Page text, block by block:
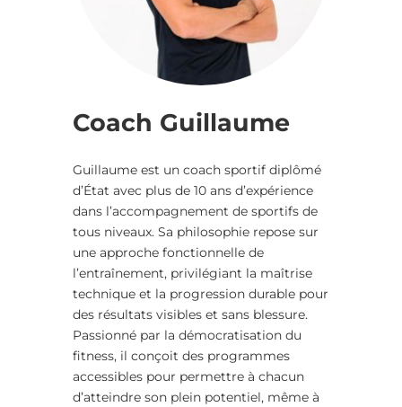
Coach Guillaume
Guillaume est un coach sportif diplômé
d’État avec plus de 10 ans d’expérience
dans l’accompagnement de sportifs de
tous niveaux. Sa philosophie repose sur
une approche fonctionnelle de
l’entraînement, privilégiant la maîtrise
technique et la progression durable pour
des résultats visibles et sans blessure.
Passionné par la démocratisation du
fitness, il conçoit des programmes
accessibles pour permettre à chacun
d’atteindre son plein potentiel, même à